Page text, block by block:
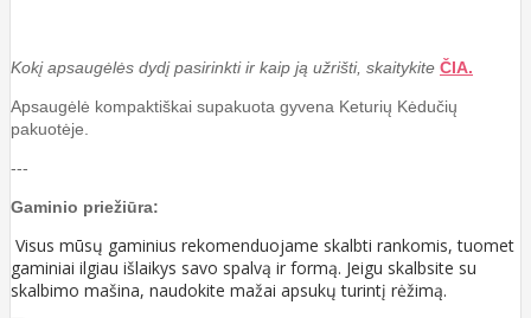
Kokį apsaugėlės dydį pasirinkti ir kaip ją užrišti, skaitykite ČIA.
Apsaugėlė kompaktiškai supakuota gyvena Keturių Kėdučių
pakuotėje.
---
Gaminio priežiūra:
Visus mūsų gaminius rekomenduojame skalbti rankomis, tuomet
gaminiai ilgiau išlaikys savo spalvą ir formą. Jeigu skalbsite su
skalbimo mašina, naudokite mažai apsukų turintį rėžimą.